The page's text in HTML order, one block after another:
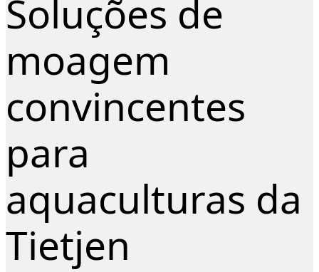
Soluções de
moagem
convincentes
para
aquaculturas da
Tietjen